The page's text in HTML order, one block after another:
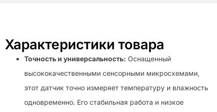
Характеристики товара
Точность и универсальность: Оснащенный
высококачественными сенсорными микросхемами,
этот датчик точно измеряет температуру и влажность
одновременно. Его стабильная работа и низкое